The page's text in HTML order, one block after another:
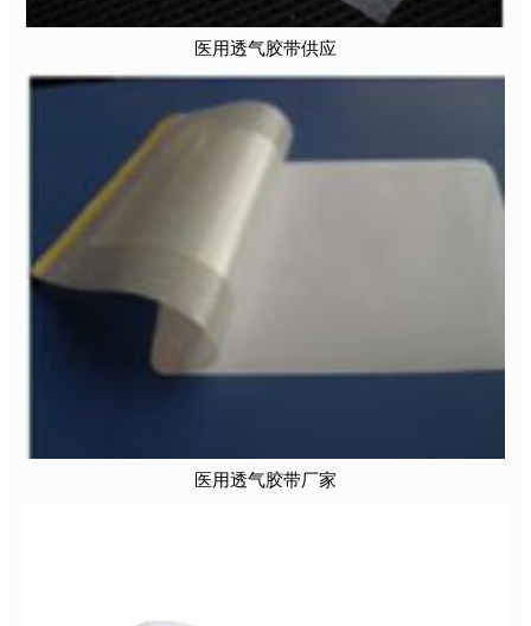
医用透气胶带供应
医用透气胶带厂家